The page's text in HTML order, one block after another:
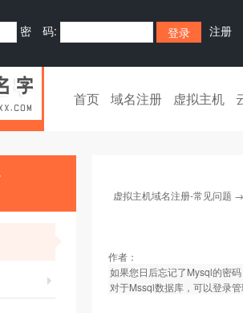
密 码: 注册
首页 域名注册 虚拟主机
虚拟主机域名注册-常见问题
作者：
如果您日后忘记了Mysql的密
对于Mssql数据库，可以登录